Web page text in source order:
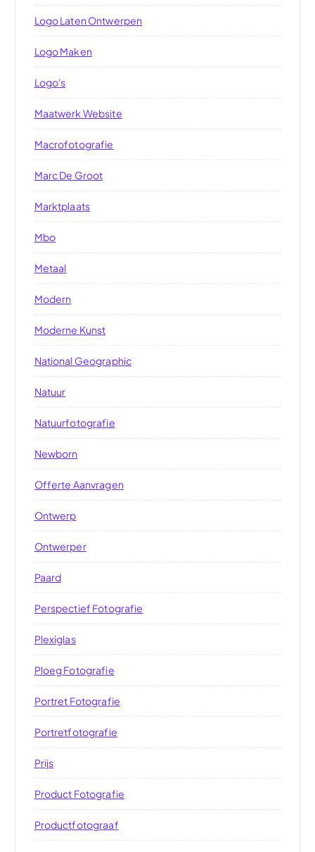
Logo Laten Ontwerpen
Logo Maken
Logo's
Maatwerk Website
Macrofotografie
Marc De Groot
Marktplaats
Mbo
Metaal
Modern
Moderne Kunst
National Geographic
Natuur
Natuurfotografie
Newborn
Offerte Aanvragen
Ontwerp
Ontwerper
Paard
Perspectief Fotografie
Plexiglas
Ploeg Fotografie
Portret Fotografie
Portretfotografie
Prijs
Product Fotografie
Productfotograaf